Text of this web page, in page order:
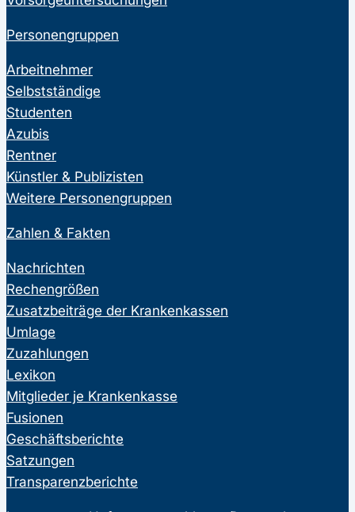
Personengruppen
Arbeitnehmer
Selbstständige
Studenten
Azubis
Rentner
Künstler & Publizisten
Weitere Personengruppen
Zahlen & Fakten
Nachrichten
Rechengrößen
Zusatzbeiträge der Krankenkassen
Umlage
Zuzahlungen
Lexikon
Mitglieder je Krankenkasse
Fusionen
Geschäftsberichte
Satzungen
Transparenzberichte